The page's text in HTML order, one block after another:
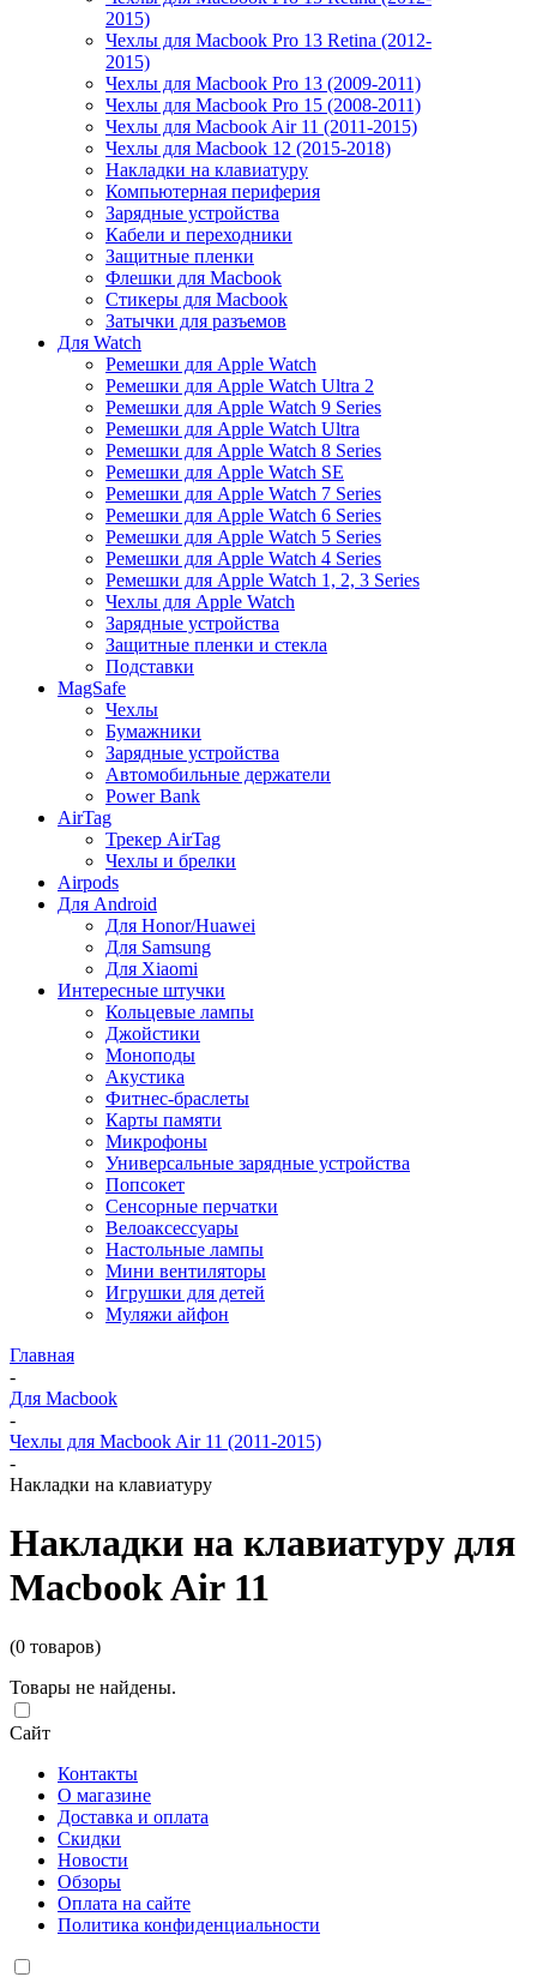
2015)
Чехлы для Macbook Pro 13 Retina (2012-
2015)
Чехлы для Macbook Pro 13 (2009-2011)
Чехлы для Macbook Pro 15 (2008-2011)
Чехлы для Macbook Air 11 (2011-2015)
Чехлы для Macbook 12 (2015-2018)
Накладки на клавиатуру
Компьютерная периферия
Зарядные устройства
Кабели и переходники
Защитные пленки
Флешки для Macbook
Стикеры для Macbook
Затычки для разъемов
Для Watch
Ремешки для Apple Watch
Ремешки для Apple Watch Ultra 2
Ремешки для Apple Watch 9 Series
Ремешки для Apple Watch Ultra
Ремешки для Apple Watch 8 Series
Ремешки для Apple Watch SE
Ремешки для Apple Watch 7 Series
Ремешки для Apple Watch 6 Series
Ремешки для Apple Watch 5 Series
Ремешки для Apple Watch 4 Series
Ремешки для Apple Watch 1, 2, 3 Series
Чехлы для Apple Watch
Зарядные устройства
Защитные пленки и стекла
Подставки
MagSafe
Чехлы
Бумажники
Зарядные устройства
Автомобильные держатели
Power Bank
AirTag
Трекер AirTag
Чехлы и брелки
Airpods
Для Android
Для Honor/Huawei
Для Samsung
Для Xiaomi
Интересные штучки
Кольцевые лампы
Джойстики
Моноподы
Акустика
Фитнес-браслеты
Карты памяти
Микрофоны
Универсальные зарядные устройства
Попсокет
Сенсорные перчатки
Велоаксессуары
Настольные лампы
Мини вентиляторы
Игрушки для детей
Муляжи айфон
Главная
-
Для Macbook
-
Чехлы для Macbook Air 11 (2011-2015)
-
Накладки на клавиатуру
Накладки на клавиатуру для
Macbook Air 11
(0 товаров)
Товары не найдены.
Сайт
Контакты
О магазине
Доставка и оплата
Скидки
Новости
Обзоры
Оплата на сайте
Политика конфиденциальности